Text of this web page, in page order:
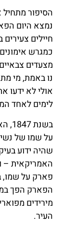
נמצא היום
חיילים
מצעדים
אולי לא
לימים לאחד
על שמו של
שהיה ידוע
האמריקאית –
פארק על שמו,
הפארק הפך
מירידים
העיר.